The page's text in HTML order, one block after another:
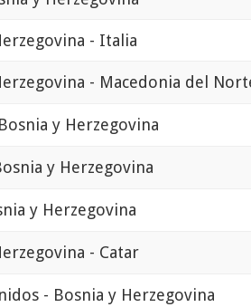
- Italia
- Macedonia del
y Herzegovina
y Herzegovina
y Herzegovina
- Catar
- Bosnia y Herzegovina